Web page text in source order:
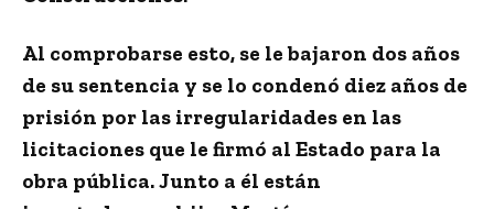
Al comprobarse esto, se le bajaron dos años
de su sentencia y se lo condenó diez años de
prisión por las irregularidades en las
licitaciones que le firmó al Estado para la
obra pública. Junto a él están